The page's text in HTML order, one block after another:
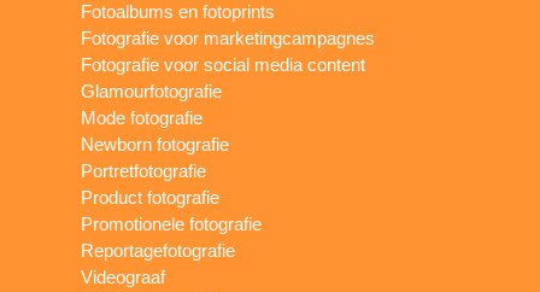
Fotoalbums en fotoprints
Fotografie voor marketingcampagnes
Fotografie voor social media content
Glamourfotografie
Mode fotografie
Newborn fotografie
Portretfotografie
Product fotografie
Promotionele fotografie
Reportagefotografie
Videograaf